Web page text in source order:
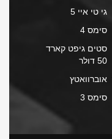
גי טי איי 5
סימס 4
סטים גיפט קארד
50 דולר
אוברוואטץ
סימס 3